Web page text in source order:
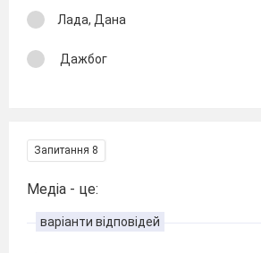
Лада, Дана
Дажбог
Запитання 8
Медіа - це:
варіанти відповідей